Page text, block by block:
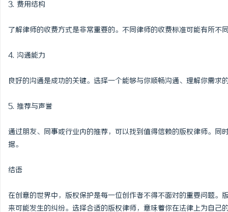
3. 费用结构
了解律师的收费方式是非常重要的。不同律师的收费标准可能有所不
4. 沟通能力
良好的沟通是成功的关键。选择一个能够与你顺畅沟通、理解你需求
5. 推荐与声誉
通过朋友、同事或行业内的推荐，可以找到值得信赖的版权律师。
据。
结语
在创意的世界中，版权保护是每一位创作者不得不面对的重要问题
来可能发生的纠纷。选择合适的版权律师，意味着你在法律上为自